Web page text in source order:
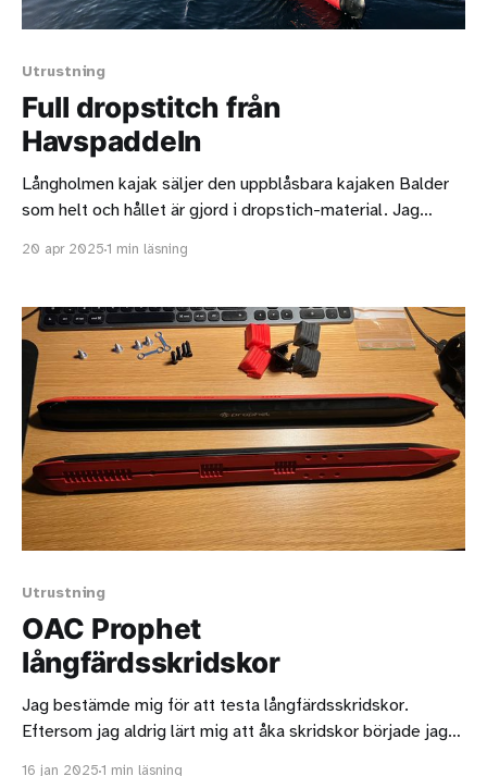
Utrustning
Full dropstitch från
Havspaddeln
Långholmen kajak säljer den uppblåsbara kajaken Balder
som helt och hållet är gjord i dropstich-material. Jag
man har svårt att åla sig ner i trånga öppningar. De dubbla
jag gillar
20 apr 20251 min läsning
Utrustning
OAC Prophet
långfärdsskridskor
Jag bestämde mig för att testa långfärdsskridskor.
Eftersom jag aldrig lärt mig att åka skridskor började jag
16 jan 20251 min läsning